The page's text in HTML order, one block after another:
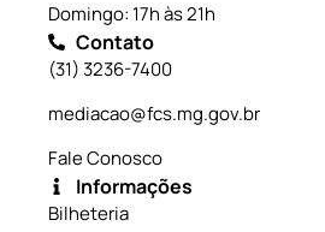
Domingo: 17h às 21h
Contato
(31) 3236-7400
mediacao@fcs.mg.gov.br
Fale Conosco
Informações
Bilheteria